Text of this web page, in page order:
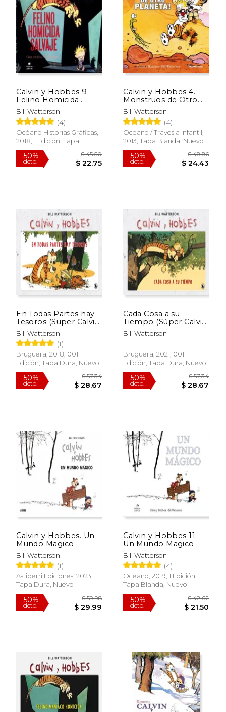
dcto. $
6%
dcto. $ 25.74
Rápido
50%
dcto.
Calvin y Hobbes 9.
Felino Homicida
Salvaje
Bill Watterson
(4)
Océano Historias Gráficas,
2018, 1 Edición, Tapa
Blanda, Nuevo
50%
dcto. $ 22.75
Calvin y Hobbes 4.
Monstruos de Otro
Planeta
Bill Watterson
(4)
Oceano / Travesia Infantil,
2013, Tapa Blanda, Nuevo
50%
dcto.
En Todas Partes hay
Tesoros (Super Calvin
y Hobbes 1)
Bill Watterson
(1)
Bruguera, 2018, 001
Edición, Tapa Dura, Nuevo
Cada Cosa a su
Tiempo (Súper Calvin
y Hobbes 2)
Bill Watterson
Bruguera, 2021, 001
Edición, Tapa Dura, Nuevo
Calvin y Hobbes. Un
Mundo Magico
Bill Watterson
(1)
Astiberri Ediciones, 2023,
Tapa Dura, Nuevo
Calvin y Hobbes 11.
Un Mundo Magico
Bill Watterson
(4)
Oceano, 2019, 1 Edición,
Tapa Blanda, Nuevo